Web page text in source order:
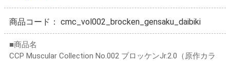
商品コード： cmc_vol002_brocken_gensaku_daibiki
■商品名
CCP Muscular Collection No.002 ブロッケンJr.2.0（原作カラ